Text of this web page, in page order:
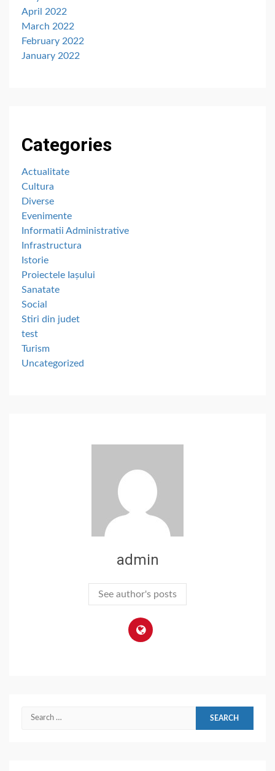
April 2022
March 2022
February 2022
January 2022
Categories
Actualitate
Cultura
Diverse
Evenimente
Informatii Administrative
Infrastructura
Istorie
Proiectele Iașului
Sanatate
Social
Stiri din judet
test
Turism
Uncategorized
admin
See author's posts
Search